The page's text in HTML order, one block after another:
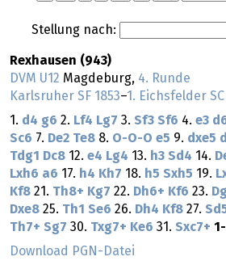
Stellung nach:
Rexhausen (943)
DVM U12 Magdeburg, 4. Runde
Karlsruher SF 1853–1. Eichsfelder SC
1. d4 g6 2. Lf4 Lg7 3. Sf3 Sf6 4. e3
Sc6 7. De2 Te8 8. O-O-O e5 9. dxe5
Tdg1 Dc8 12. e4 Lg4 13. h3 Sd4 14.
Lxh6 a6 17. h4 Kh7 18. h5 Sxh5 19.
Kf8 21. Th8+ Kg7 22. Dh6+ Kf6 23.
Dxe8 25. Th1 Se6 26. Dh4 Kf8 27.
Th7+ Sg7 30. Txg7+ Ke6 31. Sxc7+
Download PGN-Datei